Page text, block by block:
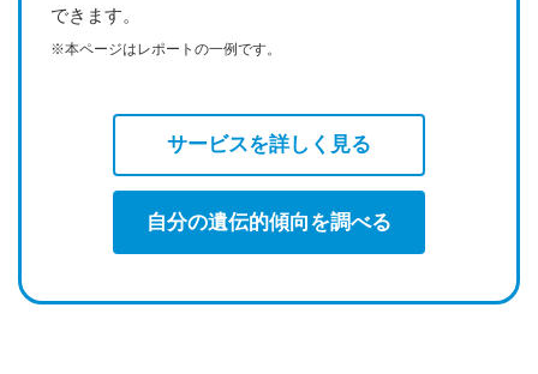
できます。
※本ページはレポートの一例です。
サービスを詳しく見る
自分の遺伝的傾向を調べる